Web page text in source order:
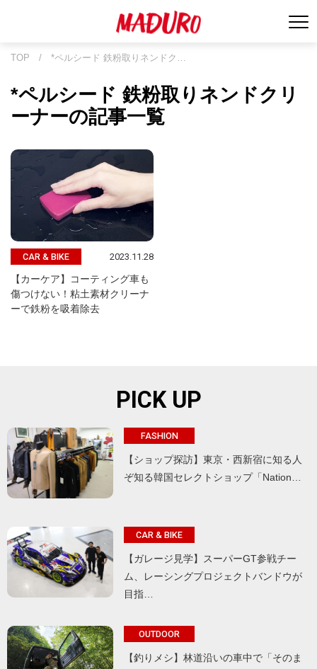
TOP / *ペルシード 鉄粉取りネンドク…
*ペルシード 鉄粉取りネンドクリ
ーナーの記事一覧
CAR & BIKE 2023.11.28
【カーケア】コーティング車も
傷つけない！粘土素材クリーナ
ーで鉄粉を吸着除去
PICK UP
FASHION
【ショップ探訪】東京・西新宿に知る人
ぞ知る韓国セレクトショップ「Nation…
CAR & BIKE
【ガレージ見学】スーパーGT参戦チー
ム、レーシングプロジェクトバンドウが
目指…
OUTDOOR
【釣りメシ】林道沿いの車中で「そのま